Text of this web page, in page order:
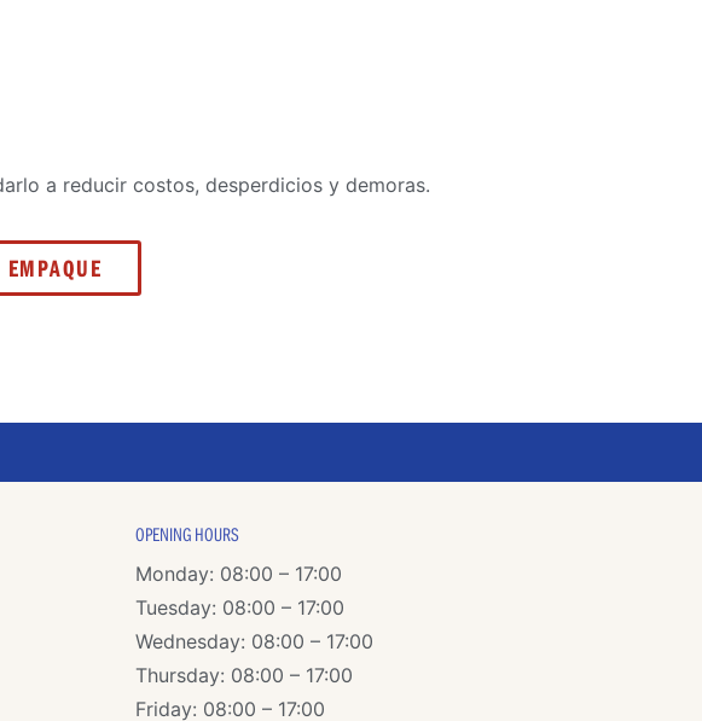
a reducir costos, desperdicios y demoras.
OPENING HOURS
Monday: 08:00 – 17:00
Tuesday: 08:00 – 17:00
Wednesday: 08:00 – 17:00
Thursday: 08:00 – 17:00
Friday: 08:00 – 17:00